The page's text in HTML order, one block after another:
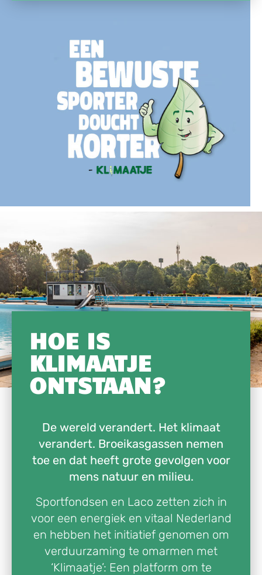
HOE IS
KLIMAATJE
ONTSTAAN?
De wereld verandert. Het klimaat
verandert. Broeikasgassen nemen
toe en dat heeft grote gevolgen voor
mens natuur en milieu.
Sportfondsen en Laco zetten zich in
voor een energiek en vitaal Nederland
en hebben het initiatief genomen om
verduurzaming te omarmen met
‘Klimaatje’: Een platform om te